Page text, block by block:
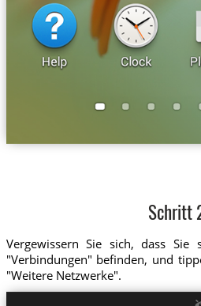
Schritt
Vergewissern Sie sich, dass Sie
"Verbindungen" befinden, und
"Weitere Netzwerke".